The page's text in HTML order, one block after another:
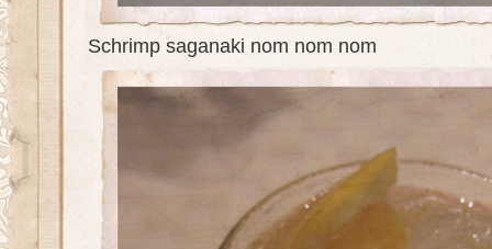
Schrimp saganaki nom nom nom